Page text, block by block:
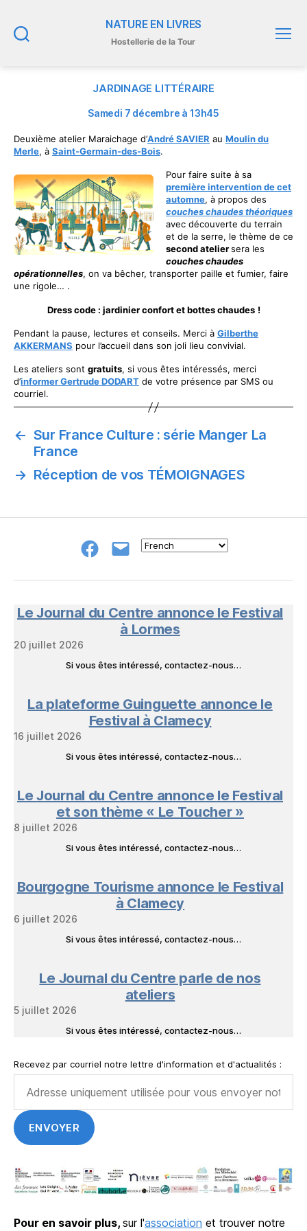
NATURE EN LIVRES
Hostellerie de la Tour
JARDINAGE LITTÉRAIRE
Samedi 7 décembre à 13h45
Deuxième atelier Maraichage d’André SAVIER au Moulin du
Merle, à Saint-Germain-des-Bois.
Pour faire suite à sa
première intervention de cet
automne, à propos des
couches chaudes théoriques
avec découverte du terrain
et de la serre, le thème de ce
second ateliersera les
couches chaudes
opérationnelles, on va bêcher, transporter paille et fumier, faire
une rigole… .
Dress code : jardinier confort et bottes chaudes !
Pendant la pause, lectures et conseils. Merci à Gilberthe
AKKERMANS pour l’accueil dans son joli lieu convivial.
Les ateliers sont gratuits, si vous êtes intéressés, merci
d’informer Gertrude DODART de votre présence par SMS ou
courriel.
← Sur France Culture : série Manger La
France
→ Réception de vos TÉMOIGNAGES
Groupe
NeL
E-
à
Livres
Le Journal du Centre annonce le Festival
à Lormes
20 juillet 2026
Si vous êtes intéressé, contactez-nous…
La plateforme Guinguette annonce le
Festival à Clamecy
16 juillet 2026
Si vous êtes intéressé, contactez-nous…
Le Journal du Centre annonce le Festival
et son thème « Le Toucher »
8 juillet 2026
Si vous êtes intéressé, contactez-nous…
Bourgogne Tourisme annonce le Festival
à Clamecy
6 juillet 2026
Si vous êtes intéressé, contactez-nous…
Le Journal du Centre parle de nos
ateliers
5 juillet 2026
Si vous êtes intéressé, contactez-nous…
Recevez par courriel notre lettre d'information et d'actualités :
Pour en savoir plus, sur l'association et trouver notre